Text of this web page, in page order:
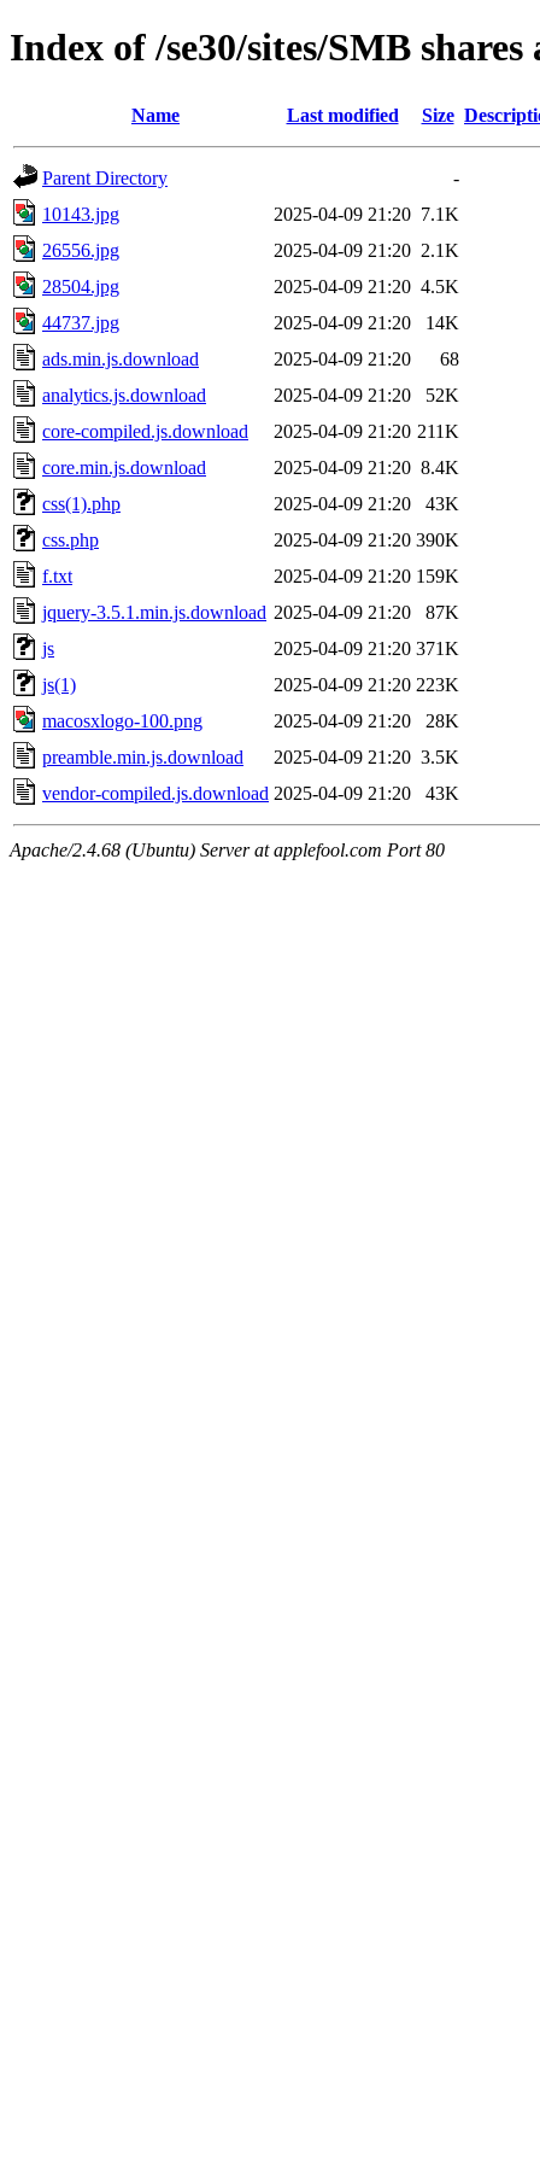
Index of /se30/sites/SMB
Name Last modified Size
Parent Directory
-
10143.jpg
2025-04-09 21:20 7.1K
26556.jpg
2025-04-09 21:20 2.1K
28504.jpg
2025-04-09 21:20 4.5K
44737.jpg
2025-04-09 21:20
14K
ads.min.js.download
2025-04-09 21:20
68
analytics.js.download
2025-04-09 21:20
52K
core-compiled.js.download
2025-04-09 21:20 211K
core.min.js.download
2025-04-09 21:20 8.4K
css(1).php
2025-04-09 21:20
43K
css.php
2025-04-09 21:20 390K
f.txt
2025-04-09 21:20 159K
jquery-3.5.1.min.js.download 2025-04-09 21:20
87K
js
2025-04-09 21:20 371K
js(1)
2025-04-09 21:20 223K
macosxlogo-100.png
2025-04-09 21:20
28K
preamble.min.js.download
2025-04-09 21:20 3.5K
vendor-compiled.js.download 2025-04-09 21:20 43K
Apache/2.4.68 (Ubuntu) Server at applefool.com Port 80